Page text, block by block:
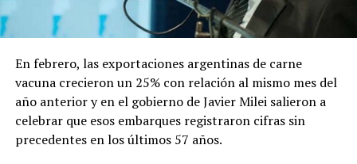
En febrero, las exportaciones argentinas de carne
vacuna crecieron un 25% con relación al mismo mes del
año anterior y en el gobierno de Javier Milei salieron a
celebrar que esos embarques registraron cifras sin
precedentes en los últimos 57 años.